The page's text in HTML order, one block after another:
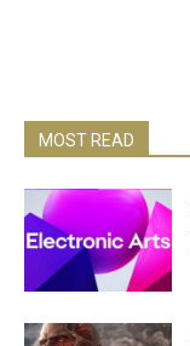
MOST READ